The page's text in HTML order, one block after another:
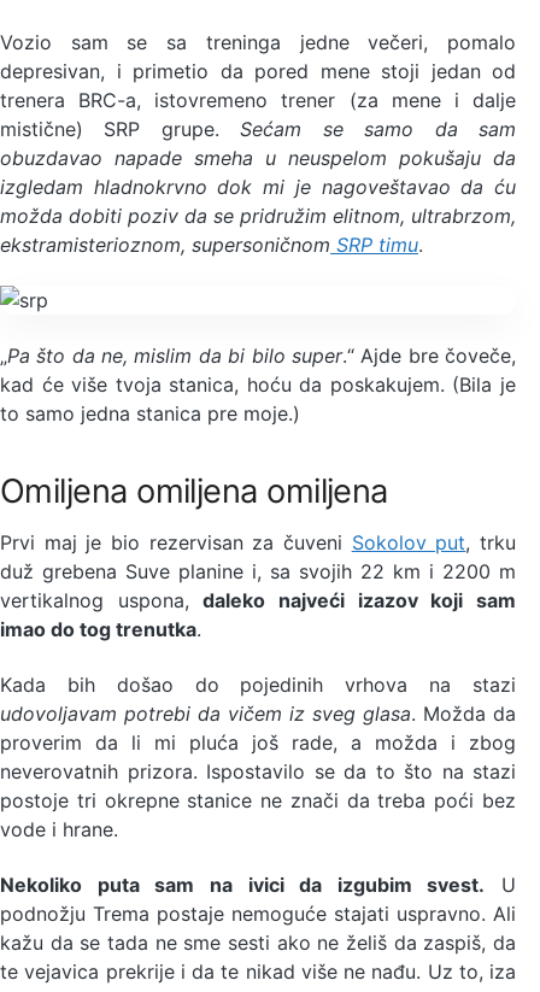
Vozio sam se sa treninga jedne večeri, pomalo
depresivan, i primetio da pored mene stoji jedan od
trenera BRC-a, istovremeno trener (za mene i dalje
mistične) SRP grupe.Sećam se samo da sam
obuzdavao napade smeha u neuspelom pokušaju da
izgledam hladnokrvno dok mi je nagoveštavao da ću
možda dobiti poziv da se pridružim elitnom, ultrabrzom,
ekstramisterioznom, supersoničnom SRP timu.
„Pa što da ne, mislim da bi bilo super.“ Ajde bre čoveče,
kad će više tvoja stanica, hoću da poskakujem. (Bila je
to samo jedna stanica pre moje.)
Omiljena omiljena omiljena
Prvi maj je bio rezervisan za čuveni Sokolov put, trku
duž grebena Suve planine i, sa svojih 22 km i 2200 m
vertikalnog uspona,daleko najveći izazov koji sam
imao do tog trenutka.
Kada bih došao do pojedinih vrhova na stazi
udovoljavam potrebi da vičem iz sveg glasa. Možda da
proverim da li mi pluća još rade, a možda i zbog
neverovatnih prizora. Ispostavilo se da to što na stazi
postoje tri okrepne stanice ne znači da treba poći bez
vode i hrane.
Nekoliko puta sam na ivici da izgubim svest. U
podnožju Trema postaje nemoguće stajati uspravno. Ali
kažu da se tada ne sme sesti ako ne želiš da zaspiš, da
te vejavica prekrije i da te nikad više ne nađu. Uz to, iza